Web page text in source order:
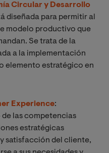
Circular y Desarrollo
diseñada para permitir al
modelo productivo que
Se trata de la
a la implementación
elemento estratégico en
Experience:
de las competencias
estratégicas
satisfacción del cliente,